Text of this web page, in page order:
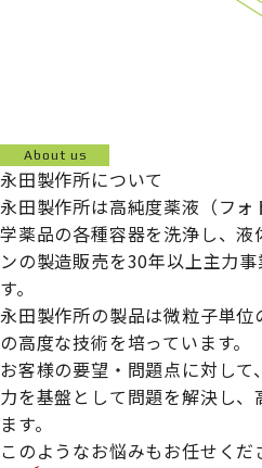
About us
永田製作所について
永田製作所は高純度薬液（フ
学薬品の各種容器を洗浄し、
ンの製造販売を30年以上主力
す。
永田製作所の製品は微粒子単
の高度な技術を培っています。
お客様の要望・問題点に対し
力を基盤として問題を解決し
ます。
このようなお悩みもお任せくだ